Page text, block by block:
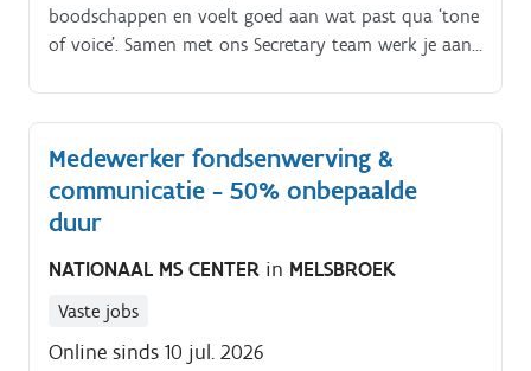
boodschappen en voelt goed aan wat past qua ‘tone
of voice’. Samen met ons Secretary team werk je aan
gaat onze nieuwe intranetomgeving opzetten en
houdt die bij.
Medewerker fondsenwerving &
communicatie - 50% onbepaalde
duur
NATIONAAL MS CENTER in MELSBROEK
Vaste jobs
Online sinds 10 jul. 2026